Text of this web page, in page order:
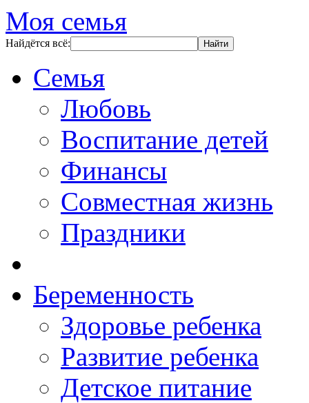
Моя семья
Найдётся всё:
Семья
Любовь
Воспитание детей
Финансы
Совместная жизнь
Праздники
Беременность
Здоровье ребенка
Развитие ребенка
Детское питание